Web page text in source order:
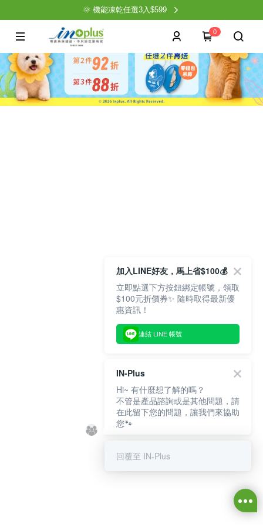
🌞 機能凍乾任選3入$599
0
加入LINE好友，馬上省$100💰
立即點選下方按鈕綁定帳號，領取
$100元折價券✨ 隨時取得最新優
惠資訊！
連結 LINE 帳號
IN-Plus
Hi~ 有什麼想了解的嗎？
不管是產品諮詢或是其他問題，請
在此留下您的問題，讓我們來協助
您🐾
回覆至 IN-Plus